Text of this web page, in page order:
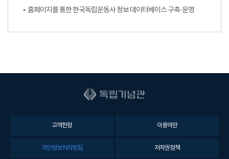
홈페이지를 통한 한국독립운동사 정보 데이터베이스 구축·운영
고객헌장 이용약관
개인정보처리방침 저작권정책